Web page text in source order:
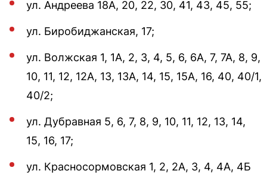
ул. Андреева 18А, 20, 22, 30, 41, 43, 45, 55;
ул. Биробиджанская, 17;
ул. Волжская 1, 1А, 2, 3, 4, 5, 6, 6А, 7, 7А, 8, 9,
10, 11, 12, 12А, 13, 13А, 14, 15, 15А, 16, 40, 40/1,
40/2;
ул. Дубравная 5, 6, 7, 8, 9, 10, 11, 12, 13, 14,
15, 16, 17;
ул. Красносормовская 1, 2, 2А, 3, 4, 4А, 4Б